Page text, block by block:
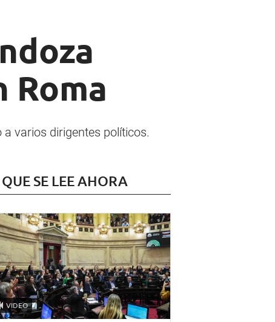
Roma
varios dirigentes políticos.
SE LEE AHORA
VIDEO